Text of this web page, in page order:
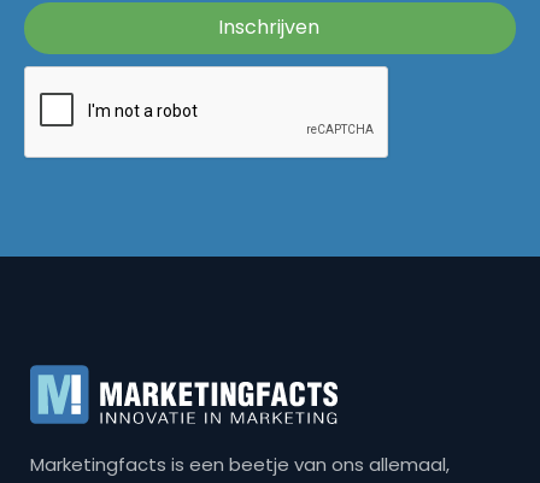
Marketingfacts is een beetje van ons allemaal,